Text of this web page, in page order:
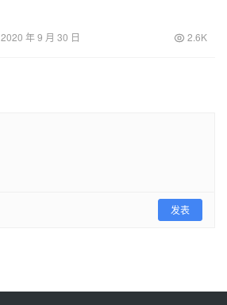
2020 年 9 月 30 日 2.6K
发表